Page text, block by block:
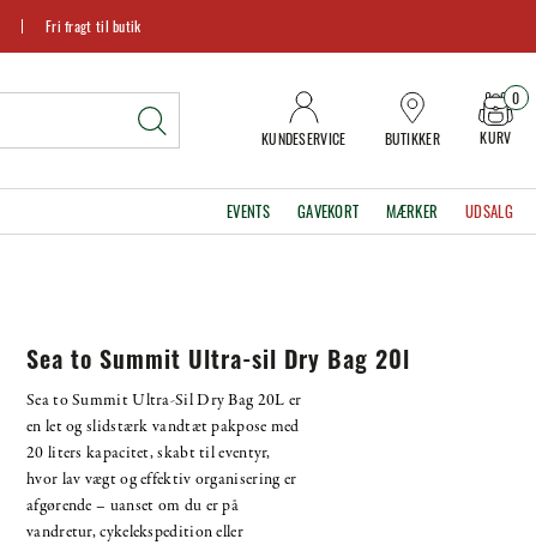
Fri fragt til butik
KUNDESERVICE BUTIKKER KURV
0
EVENTS GAVEKORT MÆRKER UDSALG
Sea to Summit Ultra-sil Dry Bag 20l
Sea to Summit Ultra-Sil Dry Bag 20L er
en let og slidstærk vandtæt pakpose med
20 liters kapacitet, skabt til eventyr,
hvor lav vægt og effektiv organisering er
afgørende – uanset om du er på
vandretur, cykelekspedition eller